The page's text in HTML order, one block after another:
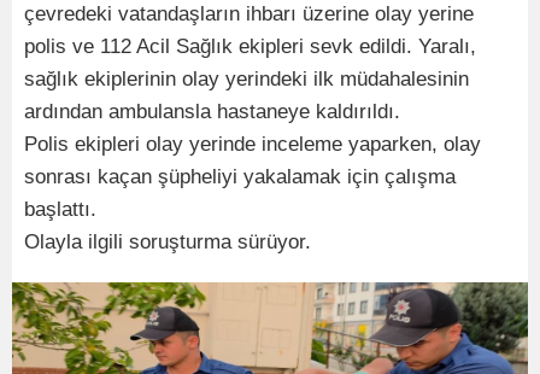
çevredeki vatandaşların ihbarı üzerine olay yerine
polis ve 112 Acil Sağlık ekipleri sevk edildi. Yaralı,
sağlık ekiplerinin olay yerindeki ilk müdahalesinin
ardından ambulansla hastaneye kaldırıldı.
Polis ekipleri olay yerinde inceleme yaparken, olay
sonrası kaçan şüpheliyi yakalamak için çalışma
başlattı.
Olayla ilgili soruşturma sürüyor.